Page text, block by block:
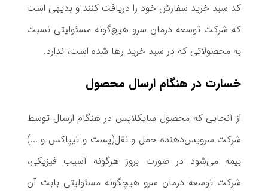
کد سبد خرید سفارش خود را دریافت کنند و بدیهی است
که شرکت توسعه درمان سرو هیچ‌گونه مسئولیتی نسبت
به محصولاتی که در سبد خرید رها شده است، ندارد.
خسارت در هنگام ارسال محصول
از آنجایی که محصول سایکلاپس در هنگام ارسال توسط
شرکت سرویس‌دهنده حمل و نقل(پست و تیپاکس و ...)
بیمه می‌شود در صورت بروز هرگونه آسیب فیزیکی،
شرکت توسعه درمان سرو هیچگونه مسئولیتی بابت آن